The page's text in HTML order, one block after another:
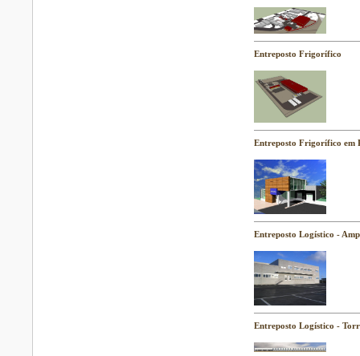
Entreposto Frigorífico
Entreposto Frigorífico em
Entreposto Logístico -
Entreposto Logístico -